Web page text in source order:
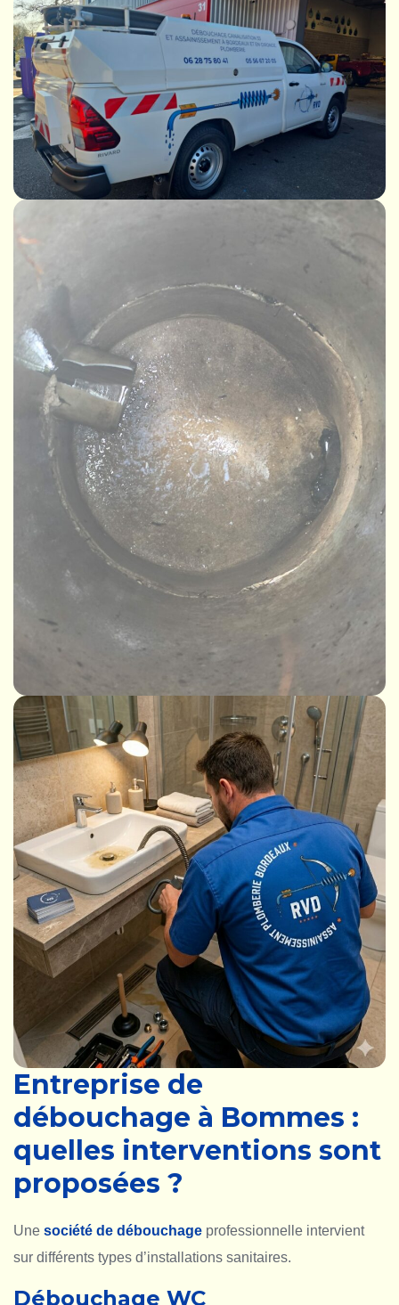
Entreprise de
débouchage à Bommes :
quelles interventions sont
proposées ?
Une société de débouchage professionnelle intervient
sur différents types d’installations sanitaires.
Débouchage WC